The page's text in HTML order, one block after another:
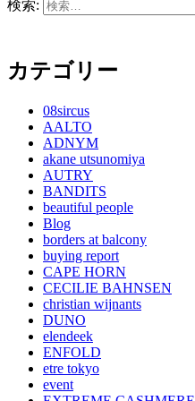
検索:
カテゴリー
08sircus
AALTO
ADNYM
akane utsunomiya
AUTRY
BANDITS
beautiful people
Blog
borders at balcony
buying report
CAPE HORN
CECILIE BAHNSEN
christian wijnants
DUNO
elendeek
ENFOLD
etre tokyo
event